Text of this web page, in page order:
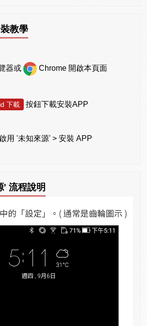
教學
器或 Chrome 開啟本頁面
下載 按鈕下載安裝APP
用 '未知來源' > 安裝 APP
' 流程說明